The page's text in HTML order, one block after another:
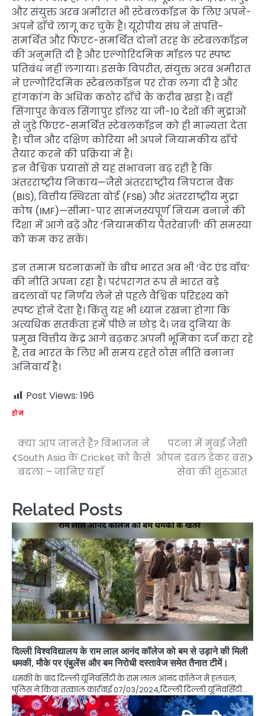
और संयुक्त अरब अमीरात भी स्टेबलकॉइन के लिए अपने-
अपने ढाँचे लागू कर चुके हैं। यूरोपीय संघ ने संपत्ति-
समर्थित और फिएट-समर्थित दोनों तरह के स्टेबलकॉइन
की अनुमति दी है और एल्गोरिदमिक मॉडल पर स्पष्ट
प्रतिबंध नहीं लगाया। इसके विपरीत, संयुक्त अरब अमीरात
ने एल्गोरिदमिक स्टेबलकॉइन पर रोक लगा दी है और
हांगकांग के अधिक कठोर ढाँचे के करीब खड़ा है। वहीं
सिंगापुर केवल सिंगापुर डॉलर या जी-10 देशों की मुद्राओं
से जुड़े फिएट-समर्थित स्टेबलकॉइन को ही मान्यता देता
है। चीन और दक्षिण कोरिया भी अपने नियामकीय ढाँचे
तैयार करने की प्रक्रिया में हैं।
इन वैश्विक प्रयासों से यह संभावना बढ़ रही है कि
अंतरराष्ट्रीय निकाय—जैसे अंतरराष्ट्रीय निपटान बैंक
(BIS), वित्तीय स्थिरता बोर्ड (FSB) और अंतरराष्ट्रीय मुद्रा
कोष (IMF)—सीमा-पार सामंजस्यपूर्ण नियम बनाने की
दिशा में आगे बढ़ें और ‘नियामकीय पैंतरेबाज़ी’ की समस्या
को कम कर सकें।
इन तमाम घटनाक्रमों के बीच भारत अब भी ‘वेट एंड वॉच’
की नीति अपना रहा है। परंपरागत रूप से भारत बड़े
बदलावों पर निर्णय लेने से पहले वैश्विक परिदृश्य को
स्पष्ट होने देता है। किंतु यह भी ध्यान रखना होगा कि
अत्यधिक सतर्कता हमें पीछे न छोड़ दे। जब दुनिया के
प्रमुख वित्तीय केंद्र आगे बढ़कर अपनी भूमिका दर्ज करा रहे
हैं, तब भारत के लिए भी समय रहते ठोस नीति बनाना
अनिवार्य है।
Post Views: 196
होम
Post
navigation
क्या आप जानते हैं? विभाजन ने
South Asia के Cricket को कैसे
बदला – जानिए यहाँ
पटना में मुंबई जैसी
ओपन डबल डेकर बस
सेवा की शुरुआत
Related Posts
दिल्ली विश्वविद्यालय के राम लाल आनंद कॉलेज को बम से उड़ाने की मिली
धमकी, मौके पर एंबुलेंस और बम निरोधी दस्तावेज समेत तैनात टीमें।
धमकी के बाद दिल्ली यूनिवर्सिटी के राम लाल आनंद कॉलेज में हलचल,
पुलिस ने किया तत्काल कार्रवाई 07/03/2024,दिल्ली दिल्ली यूनिवर्सिटी…